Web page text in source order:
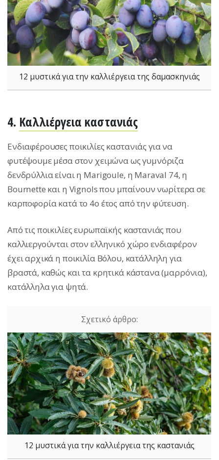
12 μυστικά για την καλλιέργεια της δαμασκηνιάς
4. Καλλιέργεια καστανιάς
Ενδιαφέρουσες ποικιλίες καστανιάς για να
φυτέψουμε μέσα στον χειμώνα ως γυμνόριζα
δενδρύλλια είναι η Marigoule, η Maraval 74, η
Bournette και η Vignols που μπαίνουν νωρίτερα σε
καρποφορία κατά το 4ο έτος από την φύτευση.
Από τις ποικιλίες ευρωπαϊκής καστανιάς που
καλλιεργούνται στον ελληνικό χώρο ενδιαφέρον
έχει αρχικά η ποικιλία Βόλου, κατάλληλη για
βραστά, καθώς και τα κρητικά κάστανα (μαρρόνια),
κατάλληλα για ψητά.
12 μυστικά για την καλλιέργεια της καστανιάς